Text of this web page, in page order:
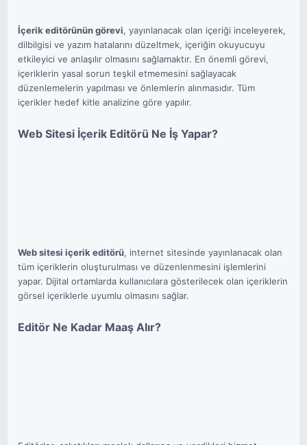
İçerik editörünün görevi, yayınlanacak olan içeriği inceleyerek,
dilbilgisi ve yazım hatalarını düzeltmek, içeriğin okuyucuyu
etkileyici ve anlaşılır olmasını sağlamaktır. En önemli görevi,
içeriklerin yasal sorun teşkil etmemesini sağlayacak
düzenlemelerin yapılması ve önlemlerin alınmasıdır. Tüm
içerikler hedef kitle analizine göre yapılır.
Web Sitesi İçerik Editörü Ne İş Yapar?
Web sitesi içerik editörü, internet sitesinde yayınlanacak olan
tüm içeriklerin oluşturulması ve düzenlenmesini işlemlerini
yapar. Dijital ortamlarda kullanıcılara gösterilecek olan içeriklerin
görsel içeriklerle uyumlu olmasını sağlar.
Editör Ne Kadar Maaş Alır?